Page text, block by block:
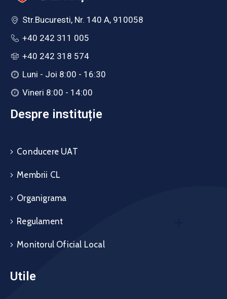
Str.Bucuresti, Nr. 140 A, 910058
+40 242 311 005
+40 242 318 574
Luni - Joi 8:00 - 16:30
Vineri 8:00 - 14:00
Despre instituție
Conducere UAT
Membrii CL
Organigrama
Regulament
Monitorul Oficial Local
Utile